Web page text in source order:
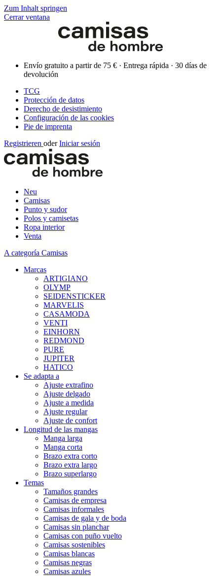
Zum Inhalt springen
Cerrar ventana
Envío gratuito a partir de 75 € · Entrega rápida · 30 días de
devolución
TCG
Protección de datos
Derecho de desistimiento
Configuración de las cookies
Pie de imprenta
Registrieren oder Iniciar sesión
Neu
Camisas
Punto y sudor
Polos y camisetas
Ropa interior
Venta
A categoría Camisas
Marcas
ARTIGIANO
OLYMP
SEIDENSTICKER
MARVELIS
CASAMODA
VENTI
EINHORN
REDMOND
PURE
JUPITER
HATICO
Se adapta a
Ajuste extrafino
Ajuste delgado
Ajuste a medida
Ajuste regular
Ajuste de confort
Longitud de las mangas
Manga larga
Manga corta
Brazo extra corto
Brazo extra largo
Brazo superlargo
Temas
Tamaños grandes
Camisas de empresa
Camisas informales
Camisas de gala y de boda
Camisas sin planchar
Camisas con puño vuelto
Camisas sostenibles
Camisas blancas
Camisas negras
Camisas azules